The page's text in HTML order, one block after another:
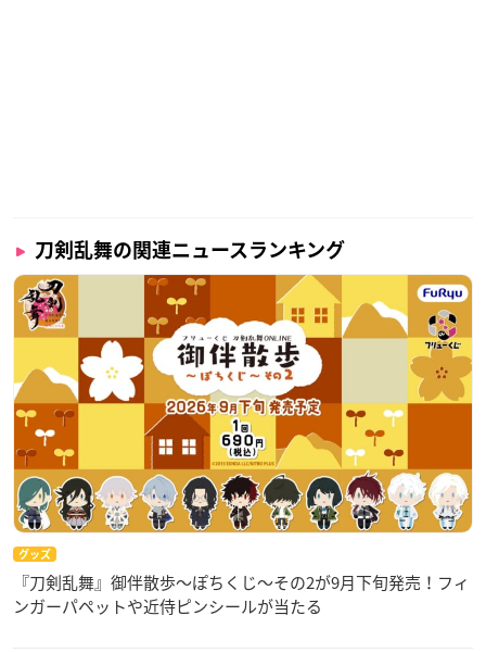
刀剣乱舞の関連ニュースランキング
グッズ
『刀剣乱舞』御伴散歩～ぽちくじ～その2が9月下旬発売！フィ
ンガーパペットや近侍ピンシールが当たる